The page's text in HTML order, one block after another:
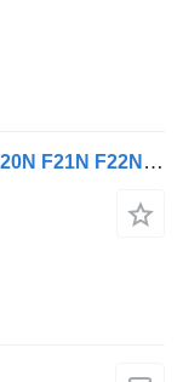
18329489938 catalizador para BMW F20N F21N F22N F23N F30N F31N F34N G20 G21 F32N F33N F36N G30 G31 G01 G02 coche